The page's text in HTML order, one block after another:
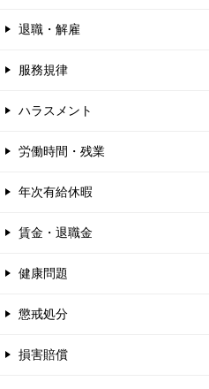
退職・解雇
服務規律
ハラスメント
労働時間・残業
年次有給休暇
賃金・退職金
健康問題
懲戒処分
損害賠償